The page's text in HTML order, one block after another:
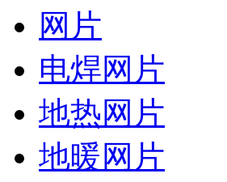
网片
电焊网片
地热网片
地暖网片